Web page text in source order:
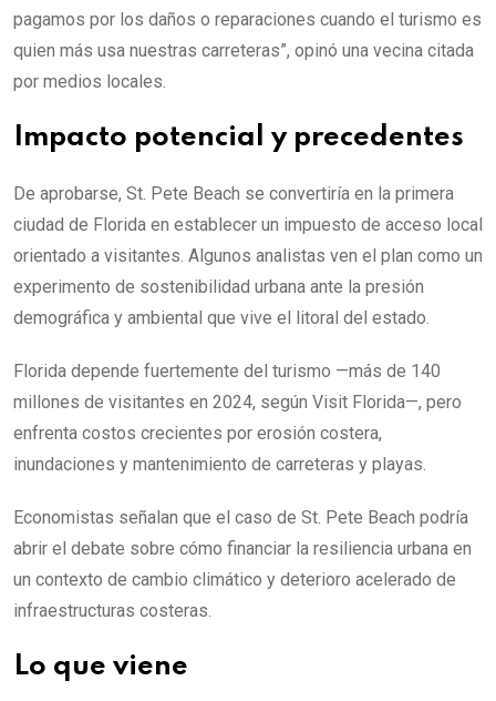
pagamos por los daños o reparaciones cuando el turismo es
quien más usa nuestras carreteras”, opinó una vecina citada
por medios locales.
Impacto potencial y precedentes
De aprobarse, St. Pete Beach se convertiría en la primera
ciudad de Florida en establecer un impuesto de acceso local
orientado a visitantes. Algunos analistas ven el plan como un
experimento de sostenibilidad urbana ante la presión
demográfica y ambiental que vive el litoral del estado.
Florida depende fuertemente del turismo —más de 140
millones de visitantes en 2024, según Visit Florida—, pero
enfrenta costos crecientes por erosión costera,
inundaciones y mantenimiento de carreteras y playas.
Economistas señalan que el caso de St. Pete Beach podría
abrir el debate sobre cómo financiar la resiliencia urbana en
un contexto de cambio climático y deterioro acelerado de
infraestructuras costeras.
Lo que viene